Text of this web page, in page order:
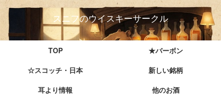
スニフのウイスキーサークル
TOP
★バーボン
☆スコッチ・日本
新しい銘柄
耳より情報
他のお酒